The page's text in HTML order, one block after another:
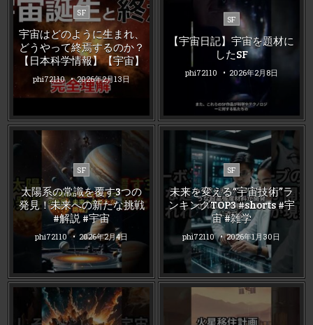
Posted
in
SF
宇宙はどのように生まれ、
どうやって終焉するのか？
【日本科学情報】【宇宙】
phi72110 2026年2月13日
Posted
SF
【宇宙日記】宇宙を題材に
したSF
phi72110 2026年2月8日
Posted
in
SF
太陽系の常識を覆す3つの
発見！未来への新たな挑戦
#解説 #宇宙
phi72110 2026年2月4日
Posted
in
SF
未来を変える“宇宙技術”ラ
ンキングTOP3 #shorts #宇
宙 #雑学
phi72110 2026年1月30日